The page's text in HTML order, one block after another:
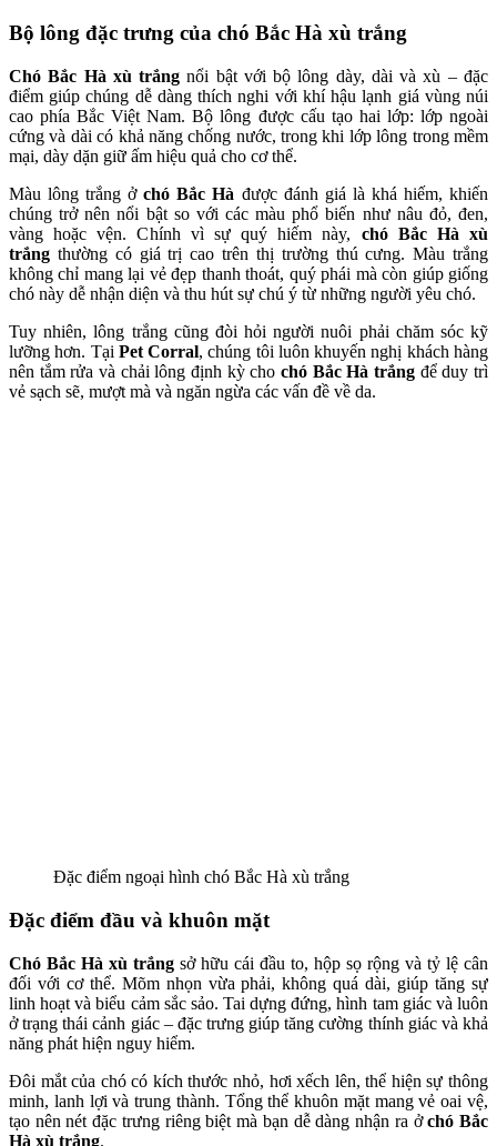
Bộ lông đặc trưng của chó Bắc Hà xù trắng
Chó Bắc Hà xù trắng nổi bật với bộ lông dày, dài và xù – đặc
điểm giúp chúng dễ dàng thích nghi với khí hậu lạnh giá vùng núi
cao phía Bắc Việt Nam. Bộ lông được cấu tạo hai lớp: lớp ngoài
cứng và dài có khả năng chống nước, trong khi lớp lông trong mềm
mại, dày dặn giữ ấm hiệu quả cho cơ thể.
Màu lông trắng ởchó Bắc Hà được đánh giá là khá hiếm, khiến
chúng trở nên nổi bật so với các màu phổ biến như nâu đỏ, đen,
vàng hoặc vện. Chính vì sự quý hiếm này, chó Bắc Hà xù
trắng thường có giá trị cao trên thị trường thú cưng. Màu trắng
không chỉ mang lại vẻ đẹp thanh thoát, quý phái mà còn giúp giống
chó này dễ nhận diện và thu hút sự chú ý từ những người yêu chó.
Tuy nhiên, lông trắng cũng đòi hỏi người nuôi phải chăm sóc kỹ
lưỡng hơn. Tại Pet Corral, chúng tôi luôn khuyến nghị khách hàng
nên tắm rửa và chải lông định kỳ cho chó Bắc Hà trắng để duy trì
vẻ sạch sẽ, mượt mà và ngăn ngừa các vấn đề về da.
Đặc điểm ngoại hình chó Bắc Hà xù trắng
Đặc điểm đầu và khuôn mặt
Chó Bắc Hà xù trắng sở hữu cái đầu to, hộp sọ rộng và tỷ lệ cân
đối với cơ thể. Mõm nhọn vừa phải, không quá dài, giúp tăng sự
linh hoạt và biểu cảm sắc sảo. Tai dựng đứng, hình tam giác và luôn
ở trạng thái cảnh giác – đặc trưng giúp tăng cường thính giác và khả
năng phát hiện nguy hiểm.
Đôi mắt của chó có kích thước nhỏ, hơi xếch lên, thể hiện sự thông
minh, lanh lợi và trung thành. Tổng thể khuôn mặt mang vẻ oai vệ,
tạo nên nét đặc trưng riêng biệt mà bạn dễ dàng nhận ra ởchó Bắc
Hà xù trắng.